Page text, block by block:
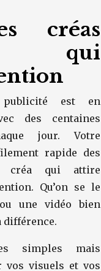
créas
qui
publicité est en
des centaines
jour. Votre
rapide des
créa qui attire
Qu’on se le
une vidéo bien
différence.
simples mais
vos visuels et vos